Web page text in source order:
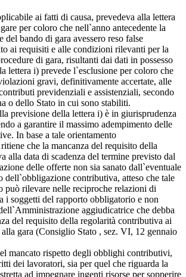
ai fatti di causa, prevedeva alla lettera
per coloro che nell`anno antecedente la
del bando di gara avessero reso false
ai requisiti e alle condizioni rilevanti per la
di gara, risultanti dai dati in possesso
lettera i) prevede l`esclusione per coloro che
gravi, definitivamente accertate, alle
previdenziali e assistenziali, secondo
o dello Stato in cui sono stabiliti.
previsione della lettera i) è in giurisprudenza
a garantire il massimo adempimento delle
In base a tale orientamento
che la mancanza del requisito della
alla data di scadenza del termine previsto dal
delle offerte non sia sanato dall`eventuale
dell`obbligazione contributiva, atteso che tale
può rilevare nelle reciproche relazioni di
i soggetti del rapporto obbligatorio e non
aggiudicatrice che debba
del requisito della regolarità contributiva ai
gara (Consiglio Stato , sez. VI, 12 gennaio
mancato rispetto degli obblighi contributivi,
dei lavoratori, sia per quel che riguarda la
ad impegnare ingenti risorse per sopperire